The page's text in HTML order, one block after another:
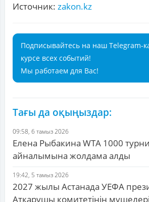
Источник: zakon.kz
Подписывайтесь на наш Telegram-
курсе всех событий!
Мы работаем для Вас!
Тағы да оқыңыздар:
09:58, 6 тамыз 2026
Елена Рыбакина WTA 1000
айналымына жолдама алды
19:42, 5 тамыз 2026
2027 жылы Астанада УЕФА
Атқарушы комитетінің